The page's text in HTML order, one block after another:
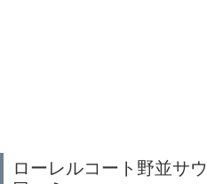
ローレルコート野並サ